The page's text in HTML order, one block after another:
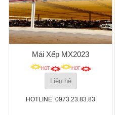
Mái Xếp MX2023
Liên hệ
HOTLINE: 0973.23.83.83